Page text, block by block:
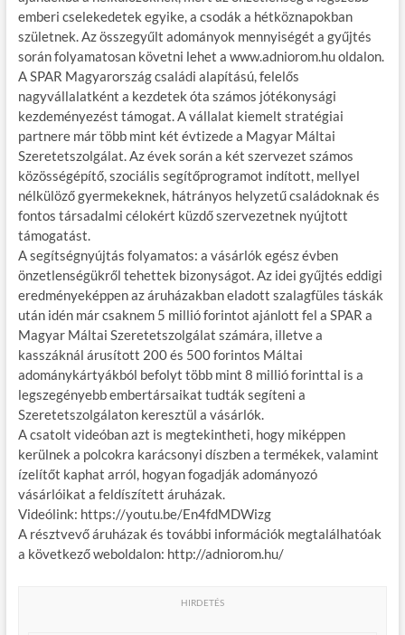
emberi cselekedetek egyike, a csodák a hétköznapokban
születnek. Az összegyűlt adományok mennyiségét a gyűjtés
során folyamatosan követni lehet a www.adniorom.hu oldalon.
A SPAR Magyarország családi alapítású, felelős
nagyvállalatként a kezdetek óta számos jótékonysági
kezdeményezést támogat. A vállalat kiemelt stratégiai
partnere már több mint két évtizede a Magyar Máltai
Szeretetszolgálat. Az évek során a két szervezet számos
közösségépítő, szociális segítőprogramot indított, mellyel
nélkülöző gyermekeknek, hátrányos helyzetű családoknak és
fontos társadalmi célokért küzdő szervezetnek nyújtott
támogatást.
A segítségnyújtás folyamatos: a vásárlók egész évben
önzetlenségükről tehettek bizonyságot. Az idei gyűjtés eddigi
eredményeképpen az áruházakban eladott szalagfüles táskák
után idén már csaknem 5 millió forintot ajánlott fel a SPAR a
Magyar Máltai Szeretetszolgálat számára, illetve a
kasszáknál árusított 200 és 500 forintos Máltai
adománykártyákból befolyt több mint 8 millió forinttal is a
legszegényebb embertársaikat tudták segíteni a
Szeretetszolgálaton keresztül a vásárlók.
A csatolt videóban azt is megtekintheti, hogy miképpen
kerülnek a polcokra karácsonyi díszben a termékek, valamint
ízelítőt kaphat arról, hogyan fogadják adományozó
vásárlóikat a feldíszített áruházak.
Videólink: https://youtu.be/En4fdMDWizg
A résztvevő áruházak és további információk megtalálhatóak
a következő weboldalon: http://adniorom.hu/
HIRDETÉS